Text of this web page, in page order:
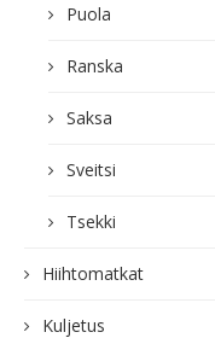
Puola
Ranska
Saksa
Sveitsi
Tsekki
Hiihtomatkat
Kuljetus